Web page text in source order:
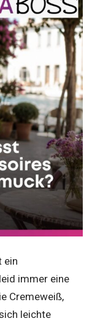
ein
immer eine
Cremeweiß,
leichte